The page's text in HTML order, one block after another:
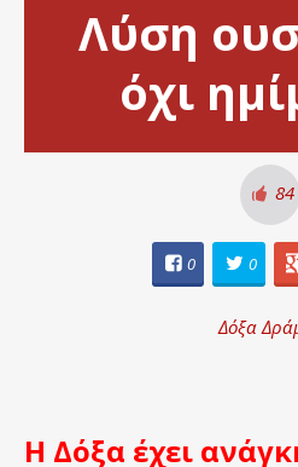
Λύση
όχι
84
0 0
Δόξα
Η Δόξα έχει